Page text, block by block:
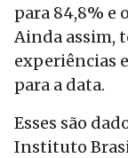
para 84,8% e
Ainda assim,
experiências
para a data.
Esses são
Instituto